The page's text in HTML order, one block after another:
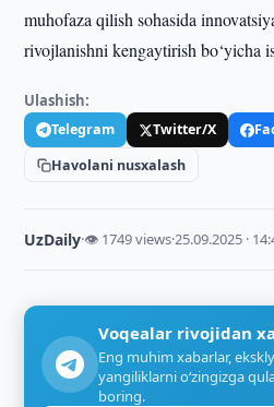
muhofaza qilish sohasida
rivojlanishni kengaytirish bo‘yicha
Ulashish:
Telegram Twitter/X
Havolani nusxalash
UzDaily·👁 1749 views·25.09.2025 ·
Voqealar rivojidan
Eng muhim xabarlar,
yangiliklarni o‘zingizga
boring.